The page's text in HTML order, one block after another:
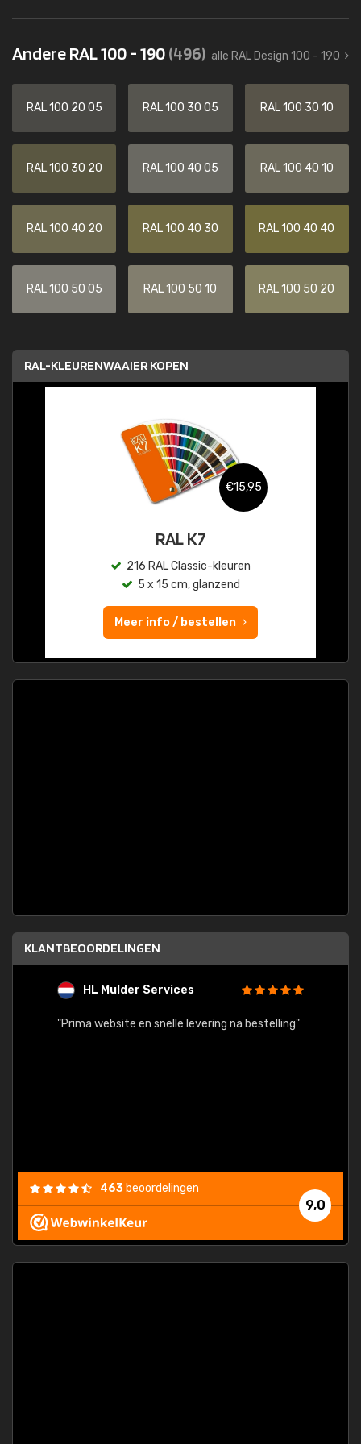
Andere RAL 100 - 190(496) alle RAL Design 100 - 190
RAL 100 20 05 RAL 100 30 05 RAL 100 30 10
RAL 100 30 20 RAL 100 40 05 RAL 100 40 10
RAL 100 40 20 RAL 100 40 30 RAL 100 40 40
RAL 100 50 05 RAL 100 50 10 RAL 100 50 20
RAL-KLEURENWAAIER KOPEN
€15,95
RAL K7
216 RAL Classic-kleuren
5 x 15 cm, glanzend
Meer info / bestellen
KLANTBEOORDELINGEN
HL Mulder Services
"Prima website en snelle levering na bestelling"
9,0
463 beoordelingen